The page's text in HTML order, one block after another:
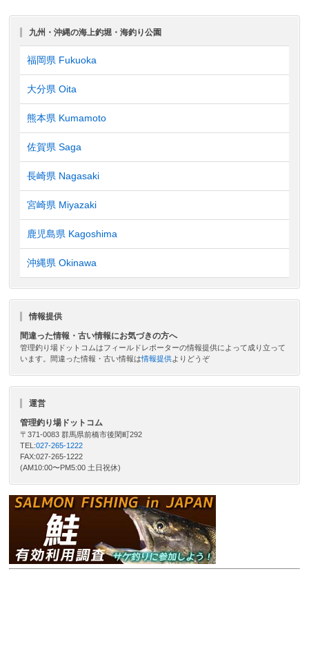
九州・沖縄の海上釣堀・海釣り公園
福岡県 Fukuoka
大分県 Oita
熊本県 Kumamoto
佐賀県 Saga
長崎県 Nagasaki
宮崎県 Miyazaki
鹿児島県 Kagoshima
沖縄県 Okinawa
情報提供
間違った情報・古い情報にお気づきの方へ
管理釣り場ドットコムはフィールドレポーターの情報提供によって成り立って
います。間違った情報・古い情報は情報提供よりどうぞ
運営
管理釣り場ドットコム
〒371-0083 群馬県前橋市後閑町292
TEL:027-265-1222
FAX:027-265-1222
(AM10:00〜PM5:00 土日祝休)